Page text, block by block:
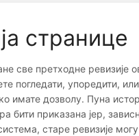
странице
све претходне ревизије
погледати, упоредити,
имате дозволу. Пуна
бити приказана јер,
старе ревизије